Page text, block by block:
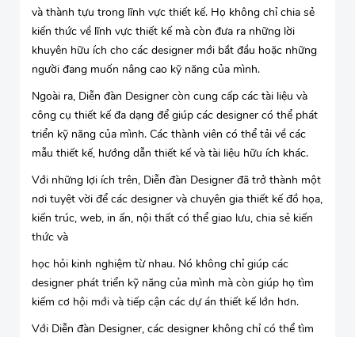
và thành tựu trong lĩnh vực thiết kế. Họ không chỉ chia sẻ
kiến thức về lĩnh vực thiết kế mà còn đưa ra những lời
khuyên hữu ích cho các designer mới bắt đầu hoặc những
người đang muốn nâng cao kỹ năng của mình.
Ngoài ra, Diễn đàn Designer còn cung cấp các tài liệu và
công cụ thiết kế đa dạng để giúp các designer có thể phát
triển kỹ năng của mình. Các thành viên có thể tải về các
mẫu thiết kế, hướng dẫn thiết kế và tài liệu hữu ích khác.
Với những lợi ích trên, Diễn đàn Designer đã trở thành một
nơi tuyệt vời để các designer và chuyên gia thiết kế đồ họa,
kiến trúc, web, in ấn, nội thất có thể giao lưu, chia sẻ kiến
thức và
học hỏi kinh nghiệm từ nhau. Nó không chỉ giúp các
designer phát triển kỹ năng của mình mà còn giúp họ tìm
kiếm cơ hội mới và tiếp cận các dự án thiết kế lớn hơn.
Với Diễn đàn Designer, các designer không chỉ có thể tìm